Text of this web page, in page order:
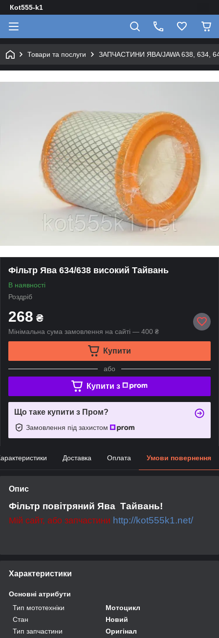
Кot555-k1
Товари та послуги ЗАПЧАСТИНИ ЯВА/JAWA 638, 634,
Фільтр Ява 634/638 високий Тайвань
В наявності
Роздріб
268 ₴
Мінімальна сума замовлення на сайті — 400 ₴
Купити
або
Купити з
Що таке купити з Пром?
Замовлення під захистом
Доставка Оплата Умови повернення
Опис
Фільтр повітряний Ява Тайвань!
Мій сайт, або запчастини http://kot555k1.net/
Характеристики
Основні атрибути
Тип мототехніки
Мотоцикл
Стан
Новий
Тип запчастини
Оригінал